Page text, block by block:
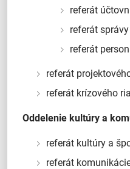
referát
referát
referát
referát
referát krízového
Oddelenie kultúry a
referát kultúry a
referát